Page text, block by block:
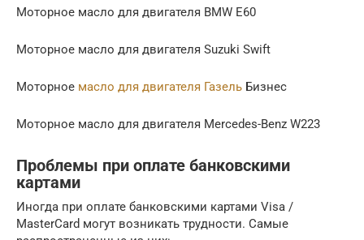
Моторное масло для двигателя BMW E60
Моторное масло для двигателя Suzuki Swift
Моторное масло для двигателя Газель Бизнес
Моторное масло для двигателя Mercedes-Benz W223
Проблемы при оплате банковскими
картами
Иногда при оплате банковскими картами Visa /
MasterCard могут возникать трудности. Самые